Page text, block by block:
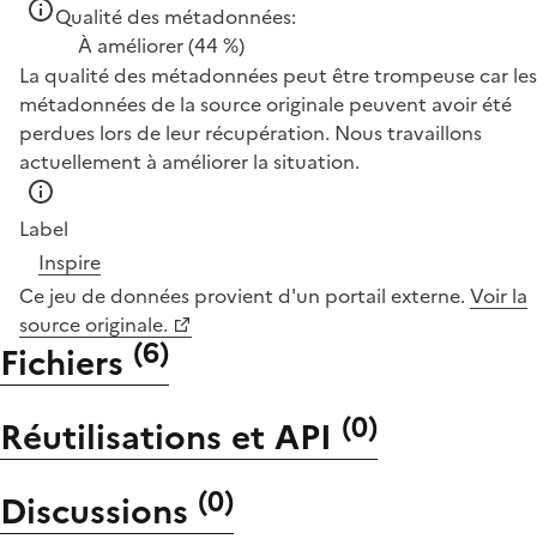
Qualité des métadonnées:
À améliorer(44 %)
La qualité des métadonnées peut être trompeuse car les
métadonnées de la source originale peuvent avoir été
perdues lors de leur récupération. Nous travaillons
actuellement à améliorer la situation.
Label
Inspire
Ce jeu de données provient d'un portail externe. Voir la
source originale.
Fichiers (6)
Réutilisations et API (0)
Discussions (0)